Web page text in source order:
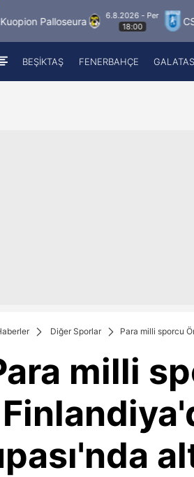
6.8.2026 - Per
18:00
CS
BEŞİKTAŞ FENERBAHÇE
Diğer Sporlar Para milli sporcu
milli